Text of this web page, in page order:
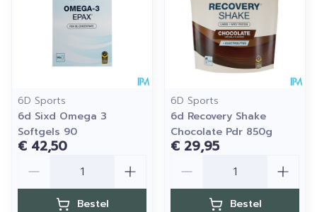
6D Sports
6d Sixd Omega 3
Softgels 90
€ 42,50
Bestel
6D Sports
6d Recovery Shake
Chocolate Pdr 850g
€ 29,95
Bestel